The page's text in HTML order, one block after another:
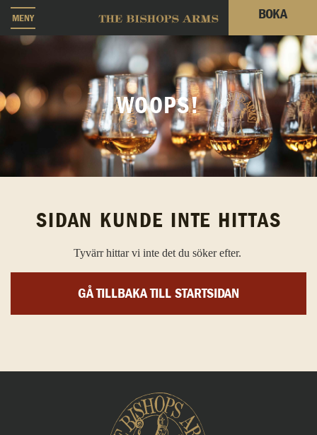
MENY BOKA
WOOPS!
SIDAN KUNDE INTE HITTAS
Tyvärr hittar vi inte det du söker efter.
GÅ TILLBAKA TILL STARTSIDAN